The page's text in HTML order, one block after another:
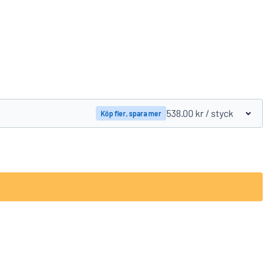
Köp fler, spara mer 538.00 kr / styck